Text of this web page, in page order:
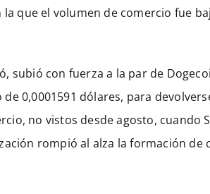
que el volumen de comercio fue
subió con fuerza a la par de
0,0001591 dólares, para
no vistos desde agosto, cuando
rompió al alza la formación de